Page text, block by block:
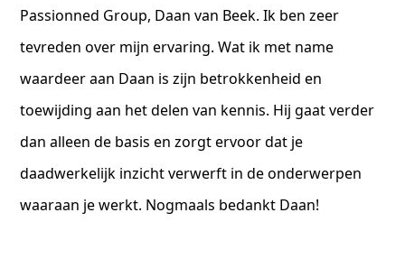
Passionned Group, Daan van Beek. Ik ben zeer
tevreden over mijn ervaring. Wat ik met name
waardeer aan Daan is zijn betrokkenheid en
toewijding aan het delen van kennis. Hij gaat verder
dan alleen de basis en zorgt ervoor dat je
daadwerkelijk inzicht verwerft in de onderwerpen
waaraan je werkt. Nogmaals bedankt Daan!